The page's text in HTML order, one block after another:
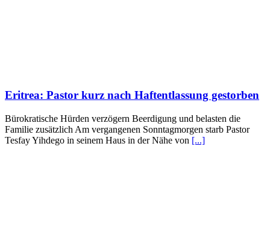
Eritrea: Pastor kurz nach Haftentlassung gestorben
Bürokratische Hürden verzögern Beerdigung und belasten die
Familie zusätzlich Am vergangenen Sonntagmorgen starb Pastor
Tesfay Yihdego in seinem Haus in der Nähe von [...]